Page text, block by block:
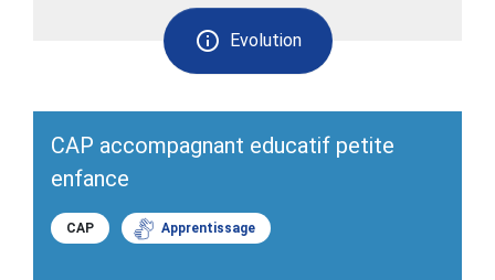
Evolution
CAP accompagnant educatif petite
enfance
CAP Apprentissage